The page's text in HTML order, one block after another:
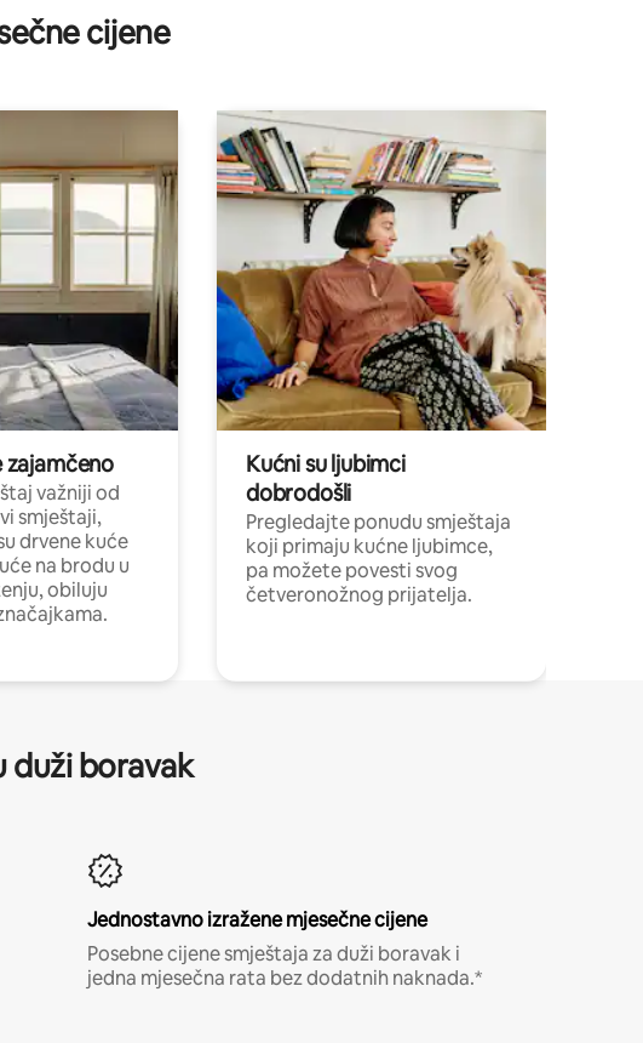
cijene
zajamčeno
važniji od
smještaji,
drvene kuće
na brodu u
obiluju
Kućni su ljubimci
dobrodošli
Pregledajte ponudu smještaja
koji primaju kućne ljubimce,
pa možete povesti svog
četveronožnog prijatelja.
duži boravak
Jednostavno izražene mjesečne cijene
Posebne cijene smještaja za duži boravak i
jedna mjesečna rata bez dodatnih naknada.*